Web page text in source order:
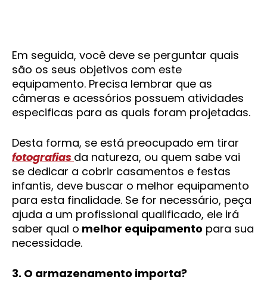
Em seguida, você deve se perguntar quais
são os seus objetivos com este
equipamento. Precisa lembrar que as
câmeras e acessórios possuem atividades
especificas para as quais foram projetadas.
Desta forma, se está preocupado em tirar
fotografias da natureza, ou quem sabe vai
se dedicar a cobrir casamentos e festas
infantis, deve buscar o melhor equipamento
para esta finalidade. Se for necessário, peça
ajuda a um profissional qualificado, ele irá
saber qual o melhor equipamento para sua
necessidade.
3. O armazenamento importa?